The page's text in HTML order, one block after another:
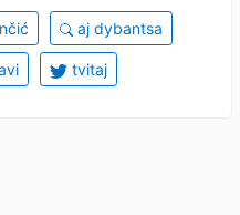
aj dybantsa
tvitaj